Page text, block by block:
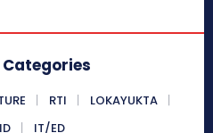
RTI
LOKAYUKTA
IT/ED